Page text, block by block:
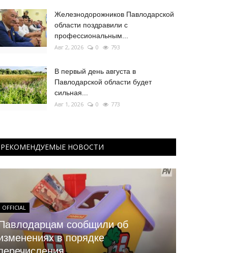
Железнодорожников Павлодарской
области поздравили с
профессиональным...
Авг 2, 2026 0 793
В первый день августа в
Павлодарской области будет
сильная...
Авг 1, 2026 0 773
РЕКОМЕНДУЕМЫЕ НОВОСТИ
OFFICIAL
сообщили об
в порядке